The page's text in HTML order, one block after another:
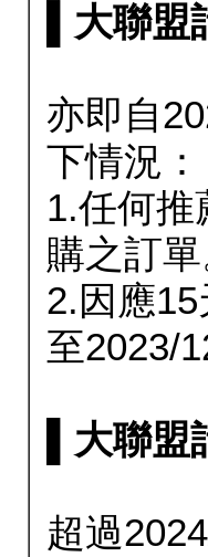
▌大聯
亦即自
下情況：
1.任何推
購之訂單
2.因應
至2023/
▌大聯
超過